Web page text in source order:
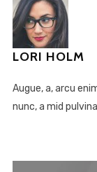
LORI HOLM
Augue, a, arcu
nunc, a mid